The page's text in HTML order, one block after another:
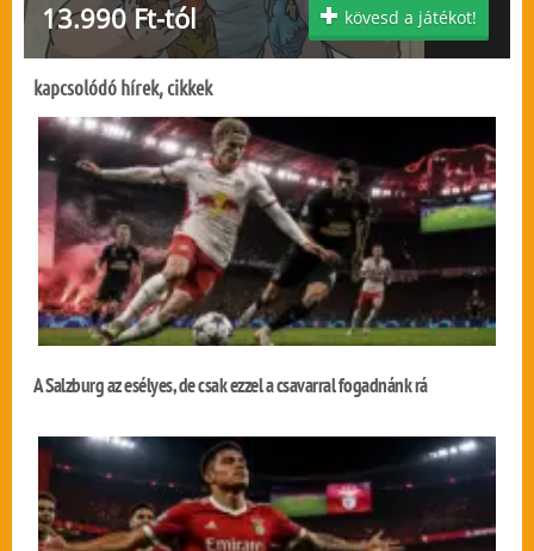
13.990 Ft-tól kövesd a játékot!
kapcsolódó hírek, cikkek
A Salzburg az esélyes, de csak ezzel a csavarral fogadnánk rá